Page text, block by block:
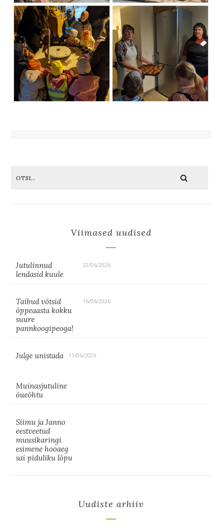
Viimased uudised
Jutulinnud
lendasid kuule
22/06/2026
Taibud võtsid
õppeaasta kokku
suure
pannkoogipeoga!
16/06/2026
Julge unistada 11/06/2026
Muinasjutuline
õueõhtu
Siimu ja Janno
eestveetud
muusikaringi
esimene hooaeg
sai piduliku lõpu
Uudiste arhiiv